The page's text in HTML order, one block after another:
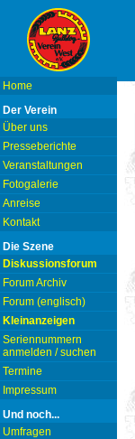
Home
Der Verein
Über uns
Presseberichte
Veranstaltungen
Fotogalerie
Anreise
Kontakt
Die Szene
Diskussionsforum
Forum Archiv
Forum (englisch)
Kleinanzeigen
Seriennummern
anmelden / suchen
Termine
Impressum
Und noch...
Umfragen